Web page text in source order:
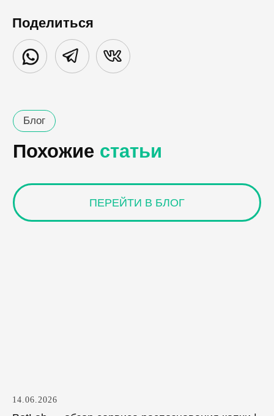
Поделиться
14.06.2026